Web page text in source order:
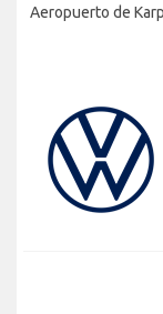
Aeropuerto de